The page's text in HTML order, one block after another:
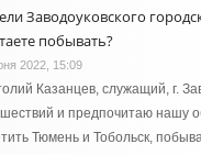
Заводоуковского
побывать?
2022, 15:09
Казанцев, служащий, г.
и предпочитаю нашу
Тюмень и Тобольск,